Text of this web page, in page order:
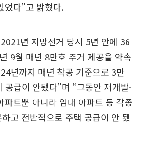
었다”고 밝혔다.
년 지방선거 당시 5년 안에 36
9월 매년 8만호 주거 제공을 약속
년까지 매년 착공 기준으로 3만
공급이 안됐다”며 “그동안 재개발·
파트뿐 아니라 임대 아파트 등 각종
고 전반적으로 주택 공급이 안 됐